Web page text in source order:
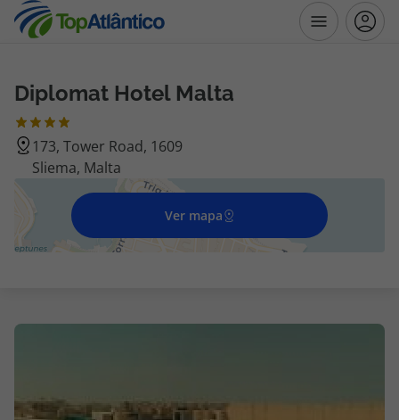
Destinos
Voos
Hotéis
Voos + Hotel
Diplomat Hotel Malta
173, Tower Road, 1609
Sliema, Malta
Ver mapa